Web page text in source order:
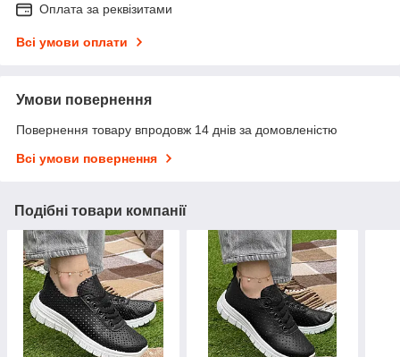
Оплата за реквізитами
Всі умови оплати
Умови повернення
Повернення товару впродовж 14 днів за домовленістю
Всі умови повернення
Подібні товари компанії